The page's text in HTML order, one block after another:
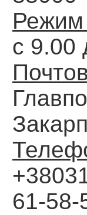
Режим
с 9.00
61-58-